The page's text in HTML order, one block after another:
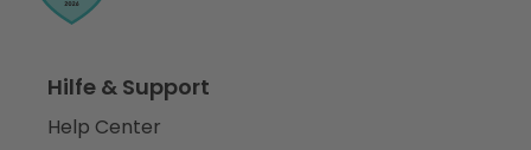
Hilfe & Support
Help Center